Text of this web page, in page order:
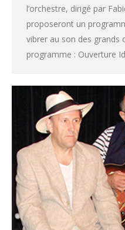
l’orchestre, dirigé par
proposeront un
vibrer au son des grands
programme : Ouverture